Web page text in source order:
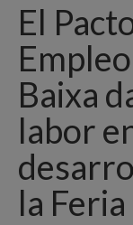
Quiénes
Programación
Proyectos
Comunicación
Sede
Portal de
El
Baixa
labor
la